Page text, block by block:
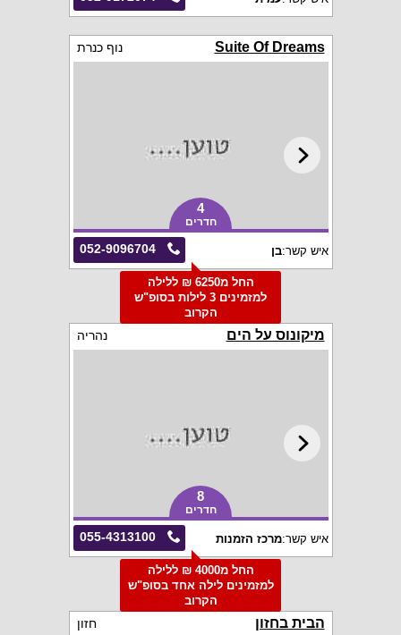
Suite Of Dreams נוף כנרת
4
חדרים
052-9096704 איש קשר:בן
החל מ6250 ₪ ללילה
למזמינים 3 לילות בסופ"ש
הקרוב
מיקונוס על הים נהריה
8
חדרים
055-4313100 איש קשר:מרכז הזמנות
החל מ4000 ₪ ללילה
למזמינים לילה אחד בסופ"ש
הקרוב
הבית בחזון חזון